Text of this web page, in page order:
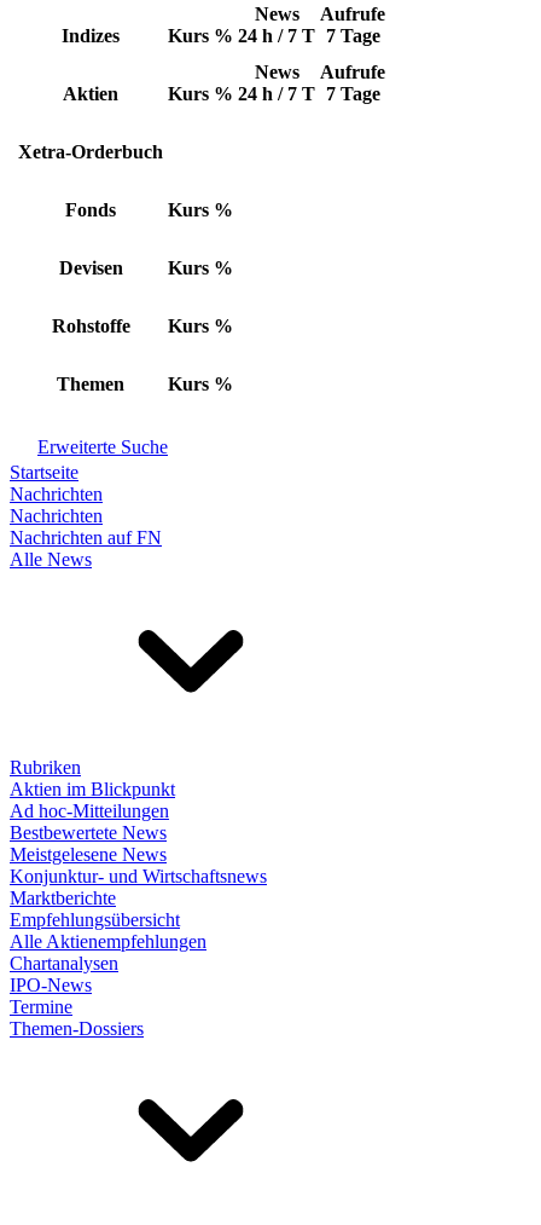
Indizes Kurs %
News
24 h / 7 T
Aufrufe
7 Tage
Aktien Kurs %
News
24 h / 7 T
Aufrufe
7 Tage
Xetra-Orderbuch
Fonds Kurs %
Devisen Kurs %
Rohstoffe Kurs %
Themen Kurs %
Erweiterte Suche
Startseite
Nachrichten
Nachrichten
Nachrichten auf FN
Alle News
Rubriken
Aktien im Blickpunkt
Ad hoc-Mitteilungen
Bestbewertete News
Meistgelesene News
Konjunktur- und Wirtschaftsnews
Marktberichte
Empfehlungsübersicht
Alle Aktienempfehlungen
Chartanalysen
IPO-News
Termine
Themen-Dossiers